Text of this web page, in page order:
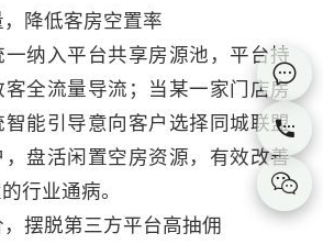
降低客房空置率
纳入平台共享房源池，平台持
全流量导流；当某一家门店房
能引导意向客户选择同城联盟
盘活闲置空房资源，有效改善
行业通病。
摆脱第三方平台高抽佣


